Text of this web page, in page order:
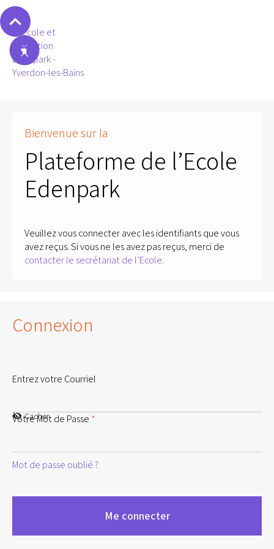
Bienvenue sur la
Plateforme de l’Ecole
Edenpark
Veuillez vous connecter avec les identifiants que vous
avez reçus. Si vous ne les avez pas reçus, merci de
contacter le secrétariat de l’Ecole.
Connexion
Entrez votre Courriel
Votre Mot de Passe *
Cacher
Mot de passe oublié ?